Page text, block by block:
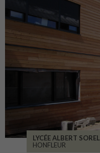
LYCÉE ALBERT SOREL
HONFLEUR